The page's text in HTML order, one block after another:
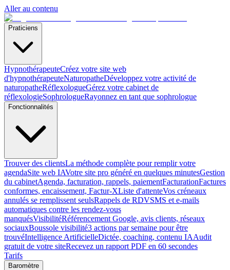
Aller au contenu
Praticiens
HypnothérapeuteCréez votre site web
d'hypnothérapeuteNaturopatheDéveloppez votre activité de
naturopatheRéflexologueGérez votre cabinet de
réflexologieSophrologueRayonnez en tant que sophrologue
Fonctionnalités
Trouver des clientsLa méthode complète pour remplir votre
agendaSite web IAVotre site pro généré en quelques minutesGestion
du cabinetAgenda, facturation, rappels, paiementFacturationFactures
conformes, encaissement, Factur-XListe d'attenteVos créneaux
annulés se remplissent seulsRappels de RDVSMS et e-mails
automatiques contre les rendez-vous
manquésVisibilitéRéférencement Google, avis clients, réseaux
sociauxBoussole visibilité3 actions par semaine pour être
trouvéIntelligence ArtificielleDictée, coaching, contenu IAAudit
gratuit de votre siteRecevez un rapport PDF en 60 secondes
Tarifs
Baromètre